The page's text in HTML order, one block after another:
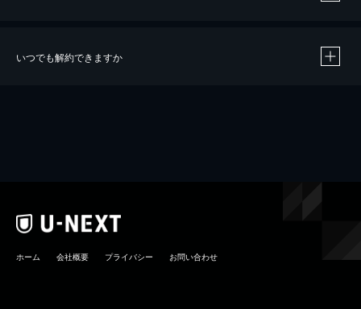
いつでも解約できますか
ホーム 会社概要 プライバシー お問い合わせ